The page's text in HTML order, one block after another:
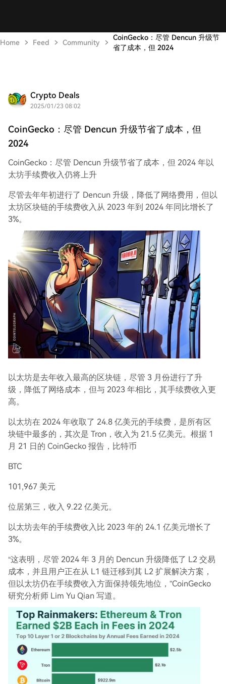
Home Feed Community
CoinGecko：尽管 Dencun 升级节
省了成本，但 2024
Crypto Deals
2025/01/23 08:02
CoinGecko：尽管 Dencun 升级节省了成本，但
2024
CoinGecko：尽管 Dencun 升级节省了成本，但 2024 年以
太坊手续费收入仍将上升
尽管去年年初进行了 Dencun 升级，降低了网络费用，但以
太坊区块链的手续费收入从 2023 年到 2024 年同比增长了
3%。
以太坊是去年收入最高的区块链，尽管 3 月份进行了升
级，降低了网络成本，但与 2023 年相比，其手续费收入更
高。
以太坊在 2024 年收取了 24.8 亿美元的手续费，是所有区
块链中最多的，其次是 Tron，收入为 21.5 亿美元。根据 1
月 21 日的 CoinGecko 报告，比特币
BTC
101,967 美元
位居第三，收入 9.22 亿美元。
以太坊去年的手续费收入比 2023 年的 24.1 亿美元增长了
3%。
“这表明，尽管 2024 年 3 月的 Dencun 升级降低了 L2 交易
成本，并且用户正在从 L1 链迁移到其 L2 扩展解决方案，
但以太坊仍在手续费收入方面保持领先地位，”CoinGecko
研究分析师 Lim Yu Qian 写道。